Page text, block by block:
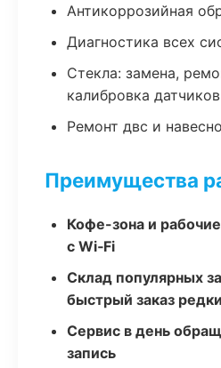
Антикоррозийная
Диагностика всех
Стекла: замена,
калибровка датчиков
Ремонт двс и
Преимущества
Кофе-зона и
с Wi‑Fi
Склад популярных
быстрый заказ
Сервис в день
запись